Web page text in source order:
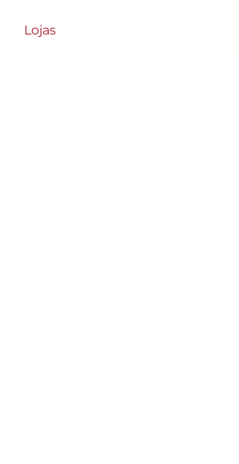
Lojas